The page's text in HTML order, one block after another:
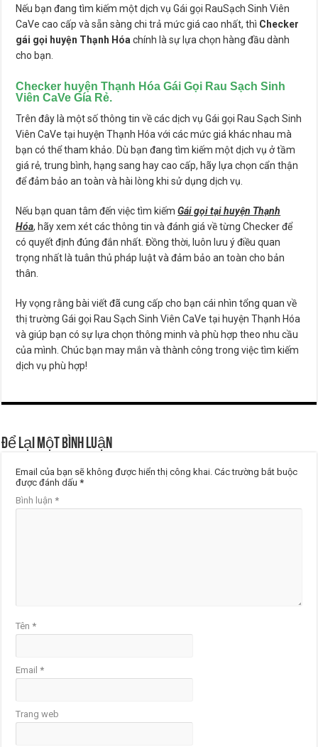
Nếu bạn đang tìm kiếm một dịch vụ Gái gọi RauSạch Sinh Viên
CaVe cao cấp và sẵn sàng chi trả mức giá cao nhất, thì Checker
gái gọi huyện Thạnh Hóa chính là sự lựa chọn hàng đầu dành
cho bạn.
Checker huyện Thạnh Hóa Gái Gọi Rau Sạch Sinh
Viên CaVe Gía Rẻ.
Trên đây là một số thông tin về các dịch vụ Gái gọi Rau Sạch Sinh
Viên CaVe tại huyện Thạnh Hóa với các mức giá khác nhau mà
bạn có thể tham khảo. Dù bạn đang tìm kiếm một dịch vụ ở tầm
giá rẻ, trung bình, hạng sang hay cao cấp, hãy lựa chọn cẩn thận
để đảm bảo an toàn và hài lòng khi sử dụng dịch vụ.
Nếu bạn quan tâm đến việc tìm kiếmGái gọi tại huyện Thạnh
Hóa, hãy xem xét các thông tin và đánh giá về từng Checker để
có quyết định đúng đắn nhất. Đồng thời, luôn lưu ý điều quan
trọng nhất là tuân thủ pháp luật và đảm bảo an toàn cho bản
thân.
Hy vọng rằng bài viết đã cung cấp cho bạn cái nhìn tổng quan về
thị trường Gái gọi Rau Sạch Sinh Viên CaVe tại huyện Thạnh Hóa
và giúp bạn có sự lựa chọn thông minh và phù hợp theo nhu cầu
của mình. Chúc bạn may mắn và thành công trong việc tìm kiếm
dịch vụ phù hợp!
Để lại một bình luận
Email của bạn sẽ không được hiển thị công khai. Các trường bắt buộc
được đánh dấu*
Bình luận*
Tên*
Email*
Trang web